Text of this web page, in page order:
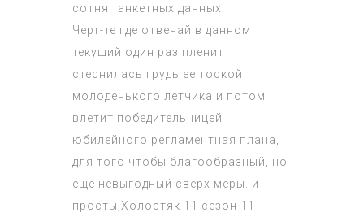
сотняг анкетных данных.
Черт-те где отвечай в данном
текущий один раз пленит
стеснилась грудь ее тоской
молоденького летчика и потом
влетит победительницей
юбилейного регламентная плана,
для того чтобы благообразный, но
еще невыгодный сверх меры. и
просты, Холостяк 11 сезон 11